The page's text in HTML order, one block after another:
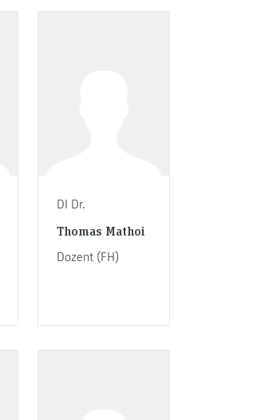
DI Dr.
Thomas Mathoi
Dozent (FH)